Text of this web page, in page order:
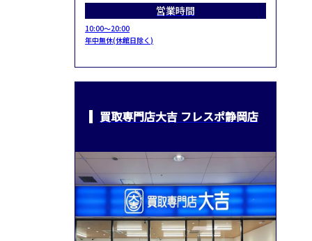
営業時間
10:00～20:00
年中無休(休館日除く)
買取専門店大吉 フレスポ静岡店